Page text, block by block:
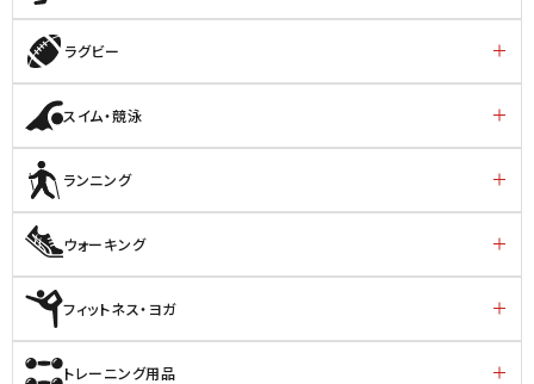
ラグビー
スイム・競泳
ランニング
ウォーキング
フィットネス・ヨガ
トレーニング用品